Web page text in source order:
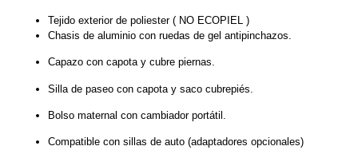
Tejido exterior de poliester ( NO ECOPIEL )
Chasis de aluminio con ruedas de gel antipinchazos.
Capazo con capota y cubre piernas.
Silla de paseo con capota y saco cubrepiés.
Bolso maternal con cambiador portátil.
Compatible con sillas de auto (adaptadores opcionales)